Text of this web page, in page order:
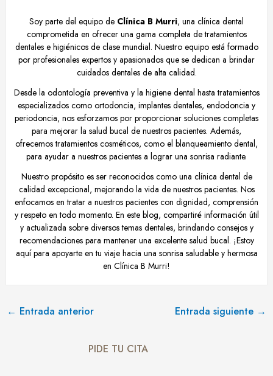
Soy parte del equipo de Clínica B Murri, una clínica dental
comprometida en ofrecer una gama completa de tratamientos
dentales e higiénicos de clase mundial. Nuestro equipo está formado
por profesionales expertos y apasionados que se dedican a brindar
cuidados dentales de alta calidad.
Desde la odontología preventiva y la higiene dental hasta tratamientos
especializados como ortodoncia, implantes dentales, endodoncia y
periodoncia, nos esforzamos por proporcionar soluciones completas
para mejorar la salud bucal de nuestros pacientes. Además,
ofrecemos tratamientos cosméticos, como el blanqueamiento dental,
para ayudar a nuestros pacientes a lograr una sonrisa radiante.
Nuestro propósito es ser reconocidos como una clínica dental de
calidad excepcional, mejorando la vida de nuestros pacientes. Nos
enfocamos en tratar a nuestros pacientes con dignidad, comprensión
y respeto en todo momento. En este blog, compartiré información útil
y actualizada sobre diversos temas dentales, brindando consejos y
recomendaciones para mantener una excelente salud bucal. ¡Estoy
aquí para apoyarte en tu viaje hacia una sonrisa saludable y hermosa
en Clínica B Murri!
← Entrada anterior Entrada siguiente →
PIDE TU CITA